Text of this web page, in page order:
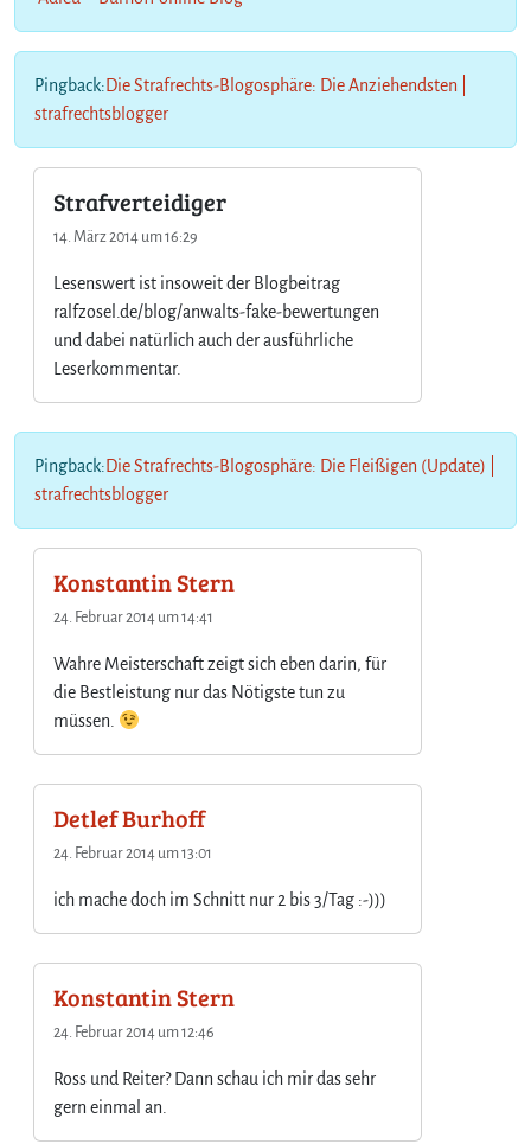
Pingback:Die Strafrechts-Blogosphäre: Die Anziehendsten |
strafrechtsblogger
Strafverteidiger
14. März 2014 um 16:29
Lesenswert ist insoweit der Blogbeitrag
ralfzosel.de/blog/anwalts-fake-bewertungen
und dabei natürlich auch der ausführliche
Leserkommentar.
Pingback:Die Strafrechts-Blogosphäre: Die Fleißigen (Update) |
strafrechtsblogger
Konstantin Stern
24. Februar 2014 um 14:41
Wahre Meisterschaft zeigt sich eben darin, für
die Bestleistung nur das Nötigste tun zu
müssen.
Detlef Burhoff
24. Februar 2014 um 13:01
ich mache doch im Schnitt nur 2 bis 3/Tag :-)))
Konstantin Stern
24. Februar 2014 um 12:46
Ross und Reiter? Dann schau ich mir das sehr
gern einmal an.